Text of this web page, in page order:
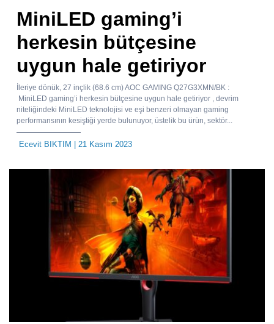
MiniLED gaming’i
herkesin bütçesine
uygun hale getiriyor
İleriye dönük, 27 inçlik (68.6 cm) AOC GAMING Q27G3XMN/BK :
MiniLED gaming’i herkesin bütçesine uygun hale getiriyor , devrim
niteliğindeki MiniLED teknolojisi ve eşi benzeri olmayan gaming
performansının kesiştiği yerde bulunuyor, üstelik bu ürün, sektör...
Ecevit BIKTIM | 21 Kasım 2023